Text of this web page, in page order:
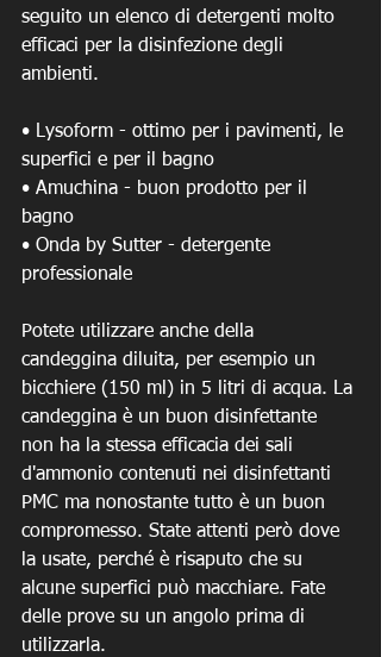
seguito un elenco di detergenti molto
efficaci per la disinfezione degli
ambienti.
• Lysoform - ottimo per i pavimenti, le
superfici e per il bagno
• Amuchina - buon prodotto per il
bagno
• Onda by Sutter - detergente
professionale
Potete utilizzare anche della
candeggina diluita, per esempio un
bicchiere (150 ml) in 5 litri di acqua. La
candeggina è un buon disinfettante
non ha la stessa efficacia dei sali
d'ammonio contenuti nei disinfettanti
PMC ma nonostante tutto è un buon
compromesso. State attenti però dove
la usate, perché è risaputo che su
alcune superfici può macchiare. Fate
delle prove su un angolo prima di
utilizzarla.